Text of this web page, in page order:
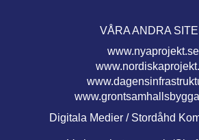
VÅRA ANDRA
www.nyaprojekt.se
Digitala Medier / Stordåhd